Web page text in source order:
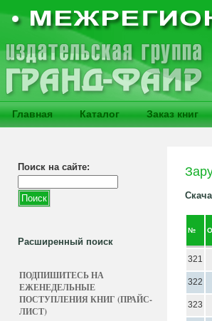
Главная Каталог Заказ книг
Поиск на сайте:
Расширенный поиск
ПОДПИШИТЕСЬ НА
ЕЖЕНЕДЕЛЬНЫЕ
ПОСТУПЛЕНИЯ КНИГ (ПРАЙС-
ЛИСТ)
№
321
322
323